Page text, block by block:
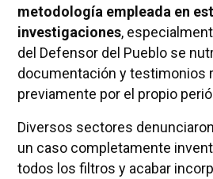
metodología empleada en
investigaciones,
del Defensor del Pueblo se
documentación y testimonios
previamente por el propio
Diversos sectores
un caso completamente
todos los filtros y acabar